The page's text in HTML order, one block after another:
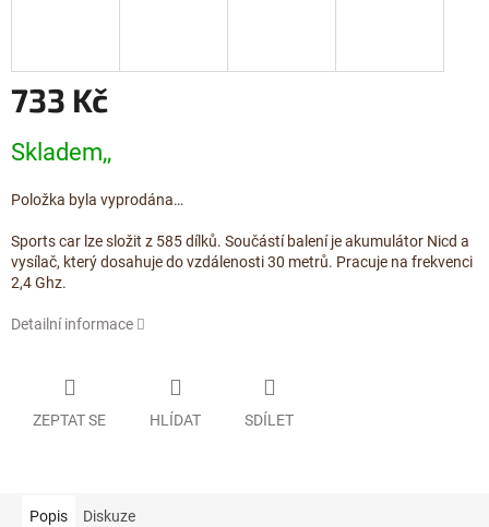
733 Kč
Skladem,,
Položka byla vyprodána…
Sports car lze složit z 585 dílků. Součástí balení je akumulátor Nicd a
vysílač, který dosahuje do vzdálenosti 30 metrů. Pracuje na frekvenci
2,4 Ghz.
Detailní informace
ZEPTAT SE HLÍDAT SDÍLET
Popis Diskuze